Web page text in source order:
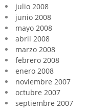
julio 2008
junio 2008
mayo 2008
abril 2008
marzo 2008
febrero 2008
enero 2008
noviembre 2007
octubre 2007
septiembre 2007